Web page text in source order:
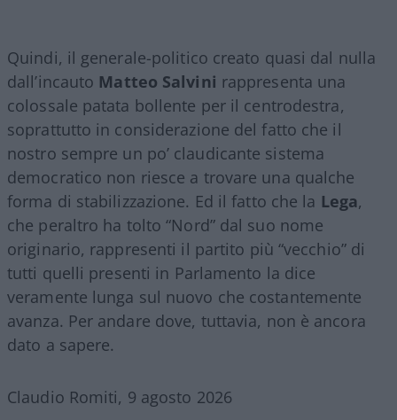
Quindi, il generale-politico creato quasi dal nulla
dall’incauto Matteo Salvini rappresenta una
colossale patata bollente per il centrodestra,
soprattutto in considerazione del fatto che il
nostro sempre un po’ claudicante sistema
democratico non riesce a trovare una qualche
forma di stabilizzazione. Ed il fatto che la Lega,
che peraltro ha tolto “Nord” dal suo nome
originario, rappresenti il partito più “vecchio” di
tutti quelli presenti in Parlamento la dice
veramente lunga sul nuovo che costantemente
avanza. Per andare dove, tuttavia, non è ancora
dato a sapere.
Claudio Romiti, 9 agosto 2026